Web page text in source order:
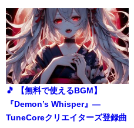
🎵 【無料で使えるBGM】
『Demon’s Whisper』―
TuneCoreクリエイターズ登録曲